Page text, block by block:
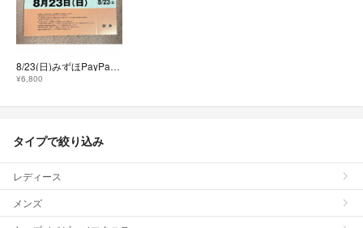
8/23(日)みずほPayPayドーム駐車券
¥6,800
タイプで絞り込み
レディース
メンズ